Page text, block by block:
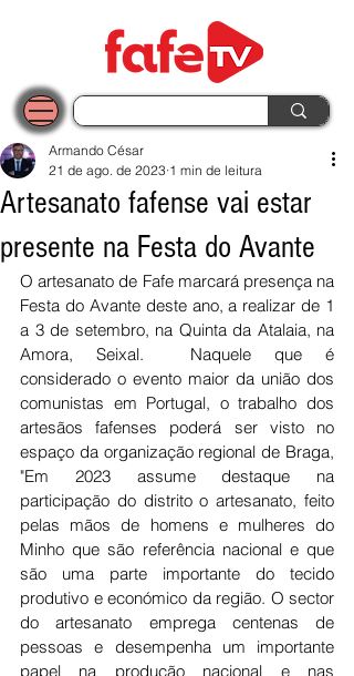
Artesanato fafense vai estar
presente na Festa do Avante
Armando César
21 de ago. de 2023 1 min de leitura
O artesanato de Fafe marcará presença na
Festa do Avante deste ano, a realizar de 1
a 3 de setembro, na Quinta da Atalaia, na
Amora, Seixal.  Naquele que é
considerado o evento maior da união dos
comunistas em Portugal, o trabalho dos
artesãos fafenses poderá ser visto no
espaço da organização regional de Braga,
"Em 2023 assume destaque na
participação do distrito o artesanato, feito
pelas mãos de homens e mulheres do
Minho que são referência nacional e que
são uma parte importante do tecido
produtivo e económico da região. O sector
do artesanato emprega centenas de
pessoas e desempenha um importante
papel na produção nacional e nas